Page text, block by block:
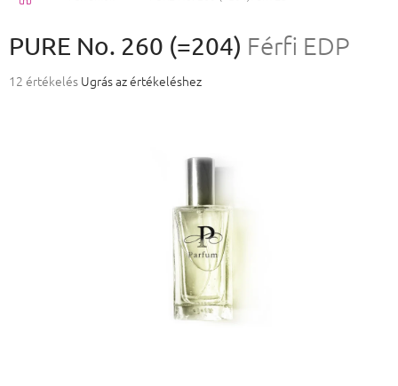
PURE No. 260 (=204) Férfi EDP
A termék átlagos értékelése 5-ből 4,8 csillag.
12 értékelés Ugrás az értékeléshez